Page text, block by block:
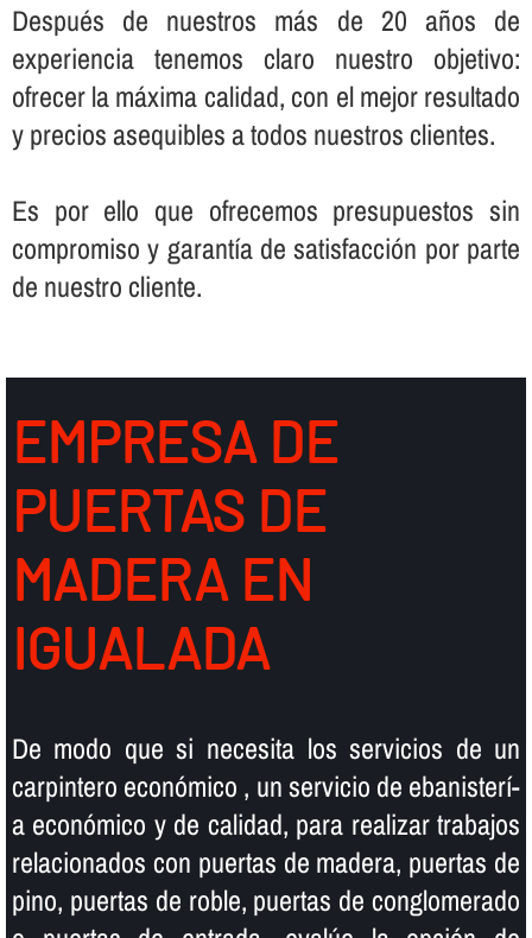
Después de nuestros más de 20 años de
experiencia tenemos claro nuestro objetivo:
ofrecer la máxima calidad, con el mejor resultado
y precios asequibles a todos nuestros clientes.
Es por ello que ofrecemos presupuestos sin
compromiso y garantí­a de satisfacción por parte
de nuestro cliente.
EMPRESA DE
PUERTAS DE
MADERA EN
IGUALADA
De modo que si necesita los servicios de un
carpintero económico , un servicio de ebanisterí­
a económico y de calidad, para realizar trabajos
relacionados con puertas de madera, puertas de
pino, puertas de roble, puertas de conglomerado